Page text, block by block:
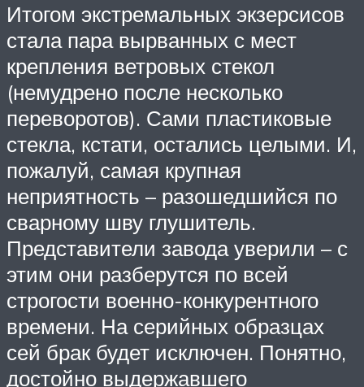
Итогом экстремальных экзерсисов
стала пара вырванных с мест
крепления ветровых стекол
(немудрено после несколько
переворотов). Сами пластиковые
стекла, кстати, остались целыми. И,
пожалуй, самая крупная
неприятность – разошедшийся по
сварному шву глушитель.
Представители завода уверили – с
этим они разберутся по всей
строгости военно-конкурентного
времени. На серийных образцах
сей брак будет исключен. Понятно,
достойно выдержавшего